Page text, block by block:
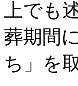
上でも
葬期間
ち」を